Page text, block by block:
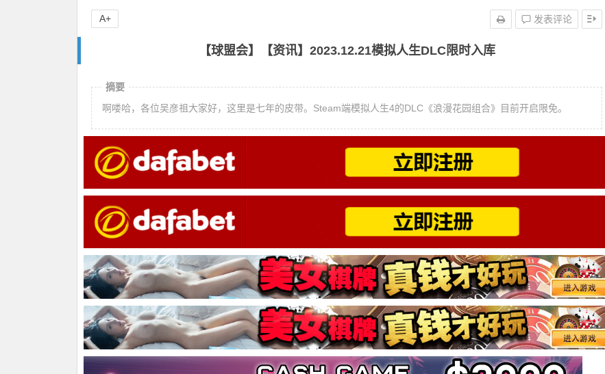
【球盟会】【资讯】2023.12.21模拟人生DLC限时入库
发表评论
A+
摘要
啊喽哈，各位吴彦祖大家好，这里是七年的皮带。Steam端模拟人生4的DLC《浪漫花园组合》目前开启限免。